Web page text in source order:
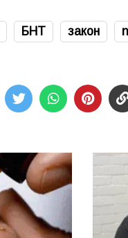
БНТ закон